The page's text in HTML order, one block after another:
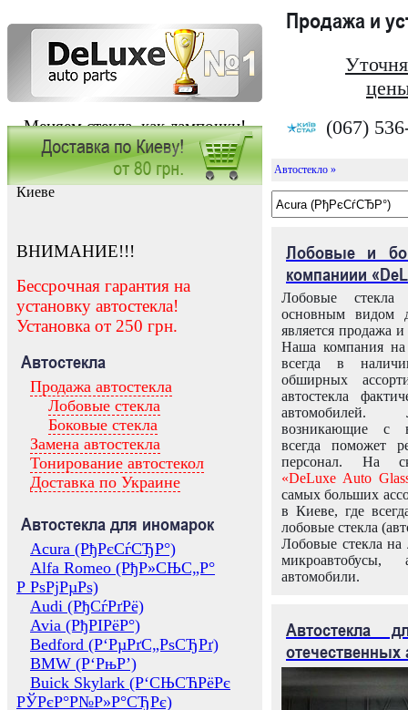
Меняем стекла, как лампочки!
Продажа и
(067)
Заказать установку автостекла в
Киеве
ВНИМАНИЕ!!!
Бессрочная гарантия на
установку автостекла!
Установка от 250 грн.
Автостекла
Продажа автостекла
Лобовые стекла
Боковые стекла
Замена автостекла
Тонирование автостекол
Доставка по Украине
Автостекла для иномарок
Acura (РђРєСѓСЂР°)
Alfa Romeo (РђР»СЊС„Р°
Р РѕРјРµРѕ)
Audi (РђСѓРґРё)
Avia (РђРІРёР°)
Bedford (Р‘РµРґС„РѕСЂРґ)
BMW (Р‘РњР’)
Buick Skylark (Р‘СЊСЋРёРє
РЎРєР°Р№Р»Р°СЂРє)
Автостекло »
Лобовые и
компаниии
Лобовые
основным видом
является продажа и
Наша компания на
всегда в
обширных
автостекла
возникающие с
всегда поможет
персонал. На
«DeLuxe Auto
самых больших
в Киеве, где
лобовые стекла
Лобовые стекла на
микроавтобусы,
автомобили.
Автостекла
отечественных